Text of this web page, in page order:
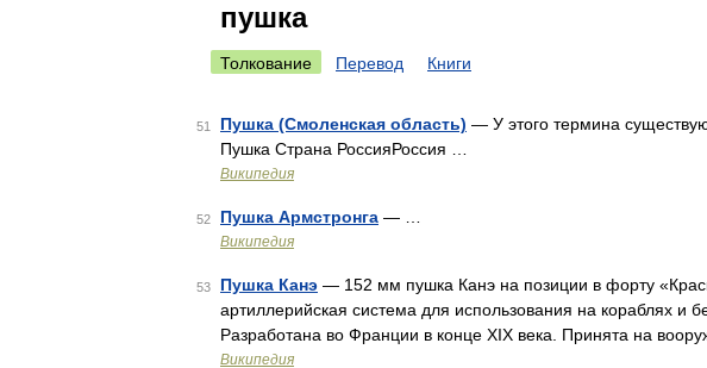
пушка
Толкование Перевод Книги
51 Пушка (Смоленская область) — У этого термина
Пушка Страна РоссияРоссия …
Википедия
52 Пушка Армстронга — …
Википедия
53 Пушка Канэ — 152 мм пушка Канэ на позиции в форту
артиллерийская система для использования на кораблях и
Разработана во Франции в конце XIX века. Принята на
Википедия